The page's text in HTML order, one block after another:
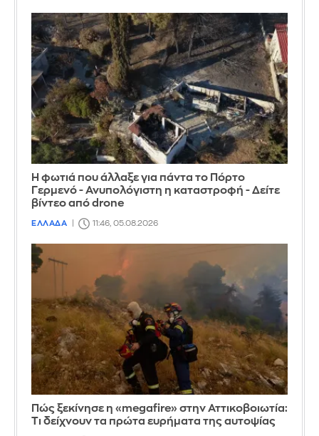
Η φωτιά που άλλαξε για πάντα το Πόρτο
Γερμενό - Ανυπολόγιστη η καταστροφή - Δείτε
βίντεο από drone
ΕΛΛΑΔΑ 11:46, 05.08.2026
Πώς ξεκίνησε η «megafire» στην Αττικοβοιωτία:
Τι δείχνουν τα πρώτα ευρήματα της αυτοψίας